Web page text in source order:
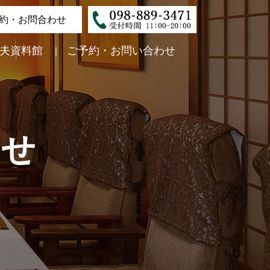
・お問合わせ 電話番号
資料館 ご予約・お問い合わせ